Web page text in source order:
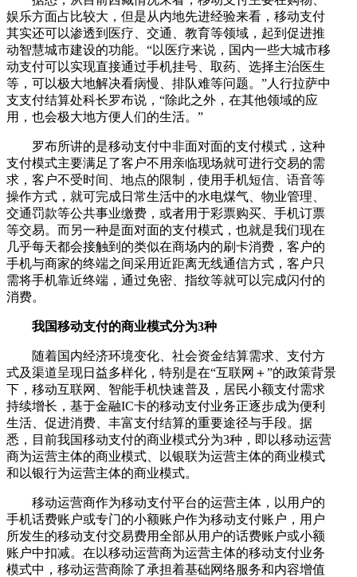
娱乐方面占比较大，但是从内地先进经验来看，移动支付
其实还可以渗透到医疗、交通、教育等领域，起到促进推
动智慧城市建设的功能。“以医疗来说，国内一些大城市移
动支付可以实现直接通过手机挂号、取药、选择主治医生
等，可以极大地解决看病慢、排队难等问题。”人行拉萨中
支支付结算处科长罗布说，“除此之外，在其他领域的应
用，也会极大地方便人们的生活。”
罗布所讲的是移动支付中非面对面的支付模式，这种
支付模式主要满足了客户不用亲临现场就可进行交易的需
求，客户不受时间、地点的限制，使用手机短信、语音等
操作方式，就可完成日常生活中的水电煤气、物业管理、
交通罚款等公共事业缴费，或者用于彩票购买、手机订票
等交易。而另一种是面对面的支付模式，也就是我们现在
几乎每天都会接触到的类似在商场内的刷卡消费，客户的
手机与商家的终端之间采用近距离无线通信方式，客户只
需将手机靠近终端，通过免密、指纹等就可以完成闪付的
消费。
我国移动支付的商业模式分为3种
随着国内经济环境变化、社会资金结算需求、支付方
式及渠道呈现日益多样化，特别是在“互联网＋”的政策背景
下，移动互联网、智能手机快速普及，居民小额支付需求
持续增长，基于金融IC卡的移动支付业务正逐步成为便利
生活、促进消费、丰富支付结算的重要途径与手段。据
悉，目前我国移动支付的商业模式分为3种，即以移动运营
商为运营主体的商业模式、以银联为运营主体的商业模式
和以银行为运营主体的商业模式。
移动运营商作为移动支付平台的运营主体，以用户的
手机话费账户或专门的小额账户作为移动支付账户，用户
所发生的移动支付交易费用全部从用户的话费账户或小额
账户中扣减。在以移动运营商为运营主体的移动支付业务
模式中，移动运营商除了承担着基础网络服务和内容增值